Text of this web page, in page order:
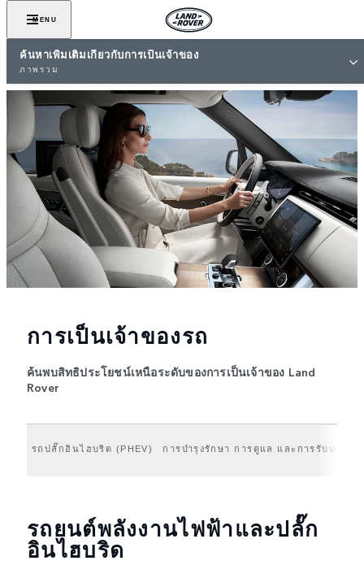
MENU
ค้นหาเพิ่มเติมเกี่ยวกับการเป็นเจ้าของ
ภาพรวม
การเป็นเจ้าของรถ
ค้นพบสิทธิประโยชน์เหนือระดับของการเป็นเจ้าของ Land
Rover
รถปลั๊กอินไฮบริด (PHEV) การบำรุงรักษา การดูแล และการรับประกัน
รถยนต์พลังงานไฟฟ้าและปลั๊ก
อินไฮบริด